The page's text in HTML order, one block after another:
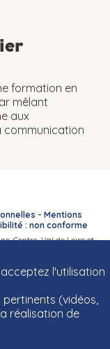
l'utilisation
(vidéos,
réalisation de
formation en
mêlant
aux
communication
- Mentions
: non conforme
Centre-Val de Loire et